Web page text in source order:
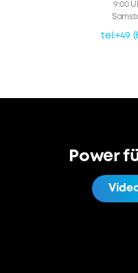
9:00
tel:+49
Power